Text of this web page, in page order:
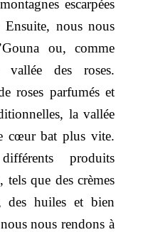
escarpées
Ensuite, nous nous
ou, comme
vallée des roses.
roses parfumés et
la vallée
cœur bat plus vite.
produits
tels que des crèmes
des huiles et bien
nous rendons à